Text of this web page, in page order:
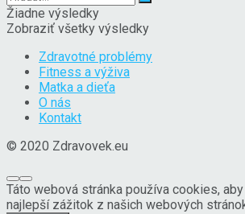
Žiadne výsledky
Zobraziť všetky výsledky
Zdravotné problémy
Fitness a výživa
Matka a dieťa
O nás
Kontakt
© 2020 Zdravovek.eu
Táto webová stránka používa cookies,
najlepší zážitok z našich webových